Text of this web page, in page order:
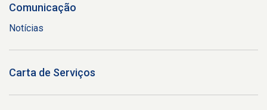
Comunicação
Notícias
Carta de Serviços